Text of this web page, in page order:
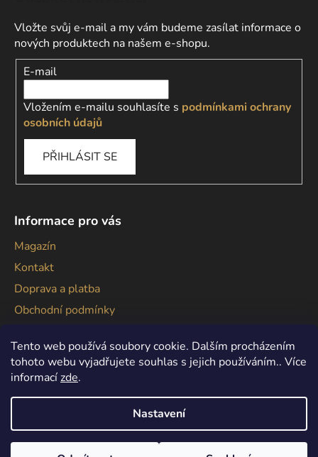
Tento web používá soubory cookie. Dalším procházením
tohoto webu vyjadřujete souhlas s jejich používáním.. Více
informacízde.
Nastavení
Vložte svůj e-mail a my vám budeme zasílat informace o
nových produktech na našem e-shopu.
E-mail
Vložením e-mailu souhlasíte s podmínkami ochrany
osobních údajů
PŘIHLÁSIT SE
Informace pro vás
Magazín
Kontakt
Doprava a platba
Obchodní podmínky
Vytvořil Shoptet
Copyright 2026Gallagher. Všechna práva vyhrazena.